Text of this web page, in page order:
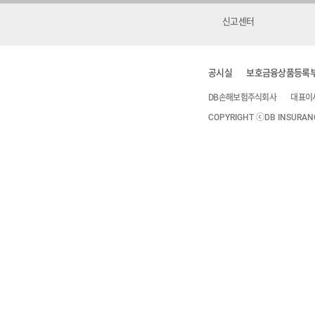
신고센터
공시실 보호금융상품등록
DB손해보험주식회사 대표이
COPYRIGHT ⓒDB